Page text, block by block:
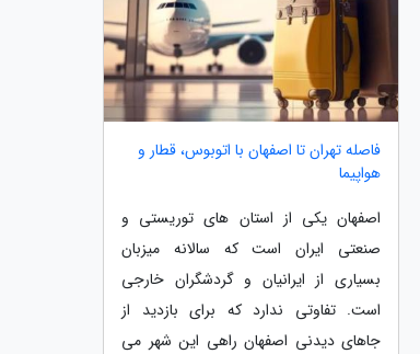
فاصله تهران تا اصفهان با اتوبوس، قطار و
هواپیما
اصفهان یکی از استان های توریستی و
صنعتی ایران است که سالانه میزبان
بسیاری از ایرانیان و گردشگران خارجی
است. تفاوتی ندارد که برای بازدید از
جاهای دیدنی اصفهان راهی این شهر می